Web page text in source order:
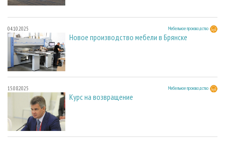
04.10.2025 Мебельное производство
Новое производство мебели в Брянске
15.08.2025 Мебельное производство
Курс на возвращение